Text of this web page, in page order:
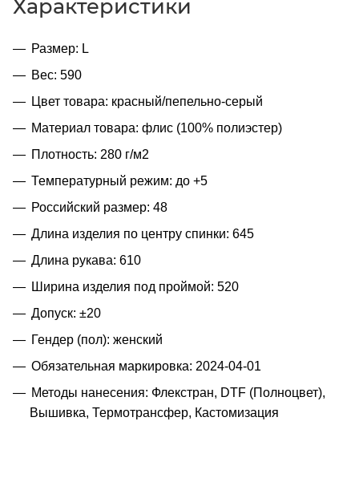
Характеристики
Размер: L
Вес: 590
Цвет товара: красный/пепельно-серый
Материал товара: флис (100% полиэстер)
Плотность: 280 г/м2
Температурный режим: до +5
Российский размер: 48
Длина изделия по центру спинки: 645
Длина рукава: 610
Ширина изделия под проймой: 520
Допуск: ±20
Гендер (пол): женский
Обязательная маркировка: 2024-04-01
Методы нанесения: Флекстран, DTF (Полноцвет),
Вышивка, Термотрансфер, Кастомизация